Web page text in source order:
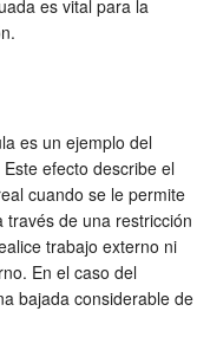
es vital para la
es un ejemplo del
efecto describe el
cuando se le permite
de una restricción
trabajo externo ni
En el caso del
bajada considerable de